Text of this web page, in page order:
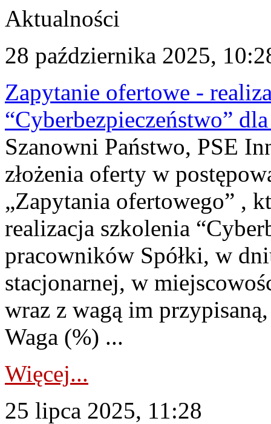
Aktualności
28 października 2025,
Zapytanie ofertowe -
“Cyberbezpieczeństwo”
Szanowni Państwo, PSE
złożenia oferty w
„Zapytania ofertowego” ,
realizacja szkolenia
pracowników Spółki, w
stacjonarnej, w
wraz z wagą im
Waga (%) ...
Więcej...
25 lipca 2025, 11:28